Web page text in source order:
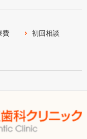
費 初回相談